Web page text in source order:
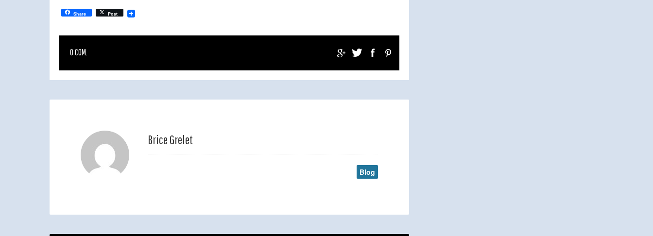
Share Post
0 COM.
Brice Grelet
Blog